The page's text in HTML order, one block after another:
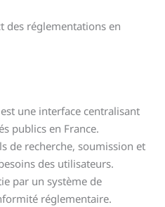
des réglementations en
une interface centralisant
publics en France.
de recherche, soumission et
des utilisateurs.
par un système de
réglementaire.